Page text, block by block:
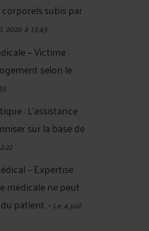
subis par
2026 à 13:43
– Victime :
selon le
: L’assistance
sur la base de
– Expertise
médicale ne peut
patient.-Le 4 juil.